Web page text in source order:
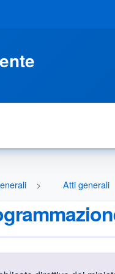
Atti generali